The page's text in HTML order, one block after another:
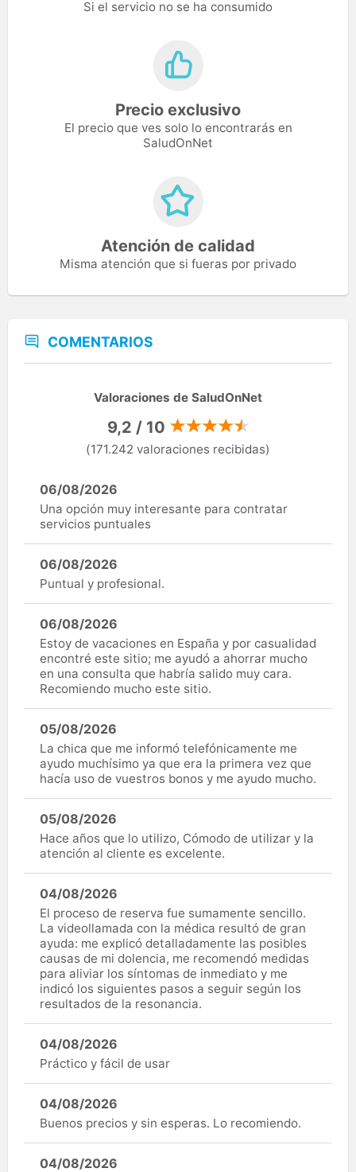
Si el servicio no se ha consumido
Precio exclusivo
El precio que ves solo lo encontrarás en
SaludOnNet
Atención de calidad
Misma atención que si fueras por privado
COMENTARIOS
Valoraciones de SaludOnNet
9,2 / 10
(171.242 valoraciones recibidas)
06/08/2026
Una opción muy interesante para contratar
servicios puntuales
06/08/2026
Puntual y profesional.
06/08/2026
Estoy de vacaciones en España y por casualidad
encontré este sitio; me ayudó a ahorrar mucho
en una consulta que habría salido muy cara.
Recomiendo mucho este sitio.
05/08/2026
La chica que me informó telefónicamente me
ayudo muchísimo ya que era la primera vez que
hacía uso de vuestros bonos y me ayudo mucho.
05/08/2026
Hace años que lo utilizo, Cómodo de utilizar y la
atención al cliente es excelente.
04/08/2026
El proceso de reserva fue sumamente sencillo.
La videollamada con la médica resultó de gran
ayuda: me explicó detalladamente las posibles
causas de mi dolencia, me recomendó medidas
para aliviar los síntomas de inmediato y me
indicó los siguientes pasos a seguir según los
resultados de la resonancia.
04/08/2026
Práctico y fácil de usar
04/08/2026
Buenos precios y sin esperas. Lo recomiendo.
04/08/2026